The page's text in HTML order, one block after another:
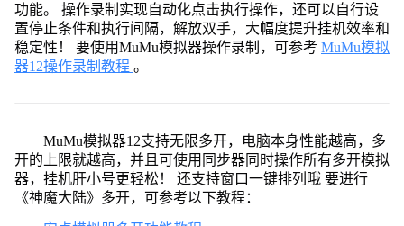
功能。 操作录制实现自动化点击执行操作，还可以自行设
置停止条件和执行间隔，解放双手，大幅度提升挂机效率和
稳定性！ 要使用MuMu模拟器操作录制，可参考 MuMu模拟
器12操作录制教程 。
MuMu模拟器12支持无限多开，电脑本身性能越高，多
开的上限就越高，并且可使用同步器同时操作所有多开模拟
器，挂机肝小号更轻松！ 还支持窗口一键排列哦 要进行
《神魔大陆》多开，可参考以下教程：